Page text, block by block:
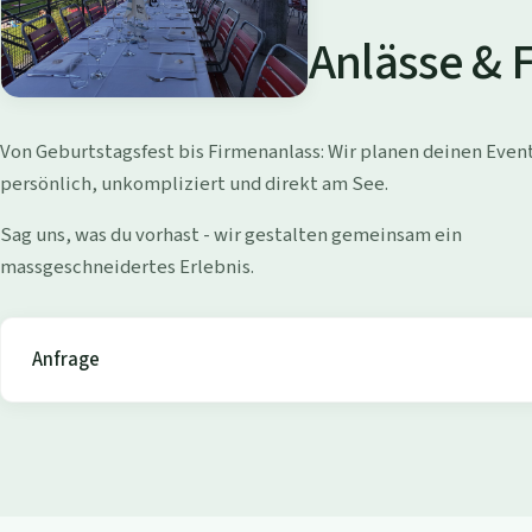
d
i
W
o
l
l
i
s
Anlässe &
Von Geburtstagsfest bis Firmenanlass: Wir planen deinen
persönlich, unkompliziert und direkt am See.
Sag uns, was du vorhast - wir gestalten gemeinsam ein
massgeschneidertes Erlebnis.
Anfrage